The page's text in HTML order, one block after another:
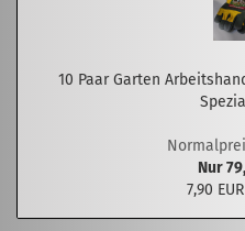
10 Paar Garten
Nur
7,90